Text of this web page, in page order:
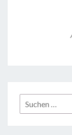
Suchen
nach: